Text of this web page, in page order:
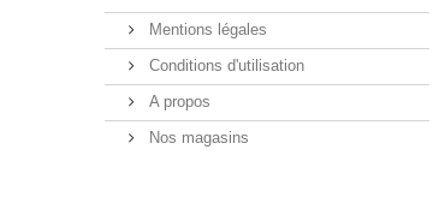
Mentions légales
Conditions d'utilisation
A propos
Nos magasins